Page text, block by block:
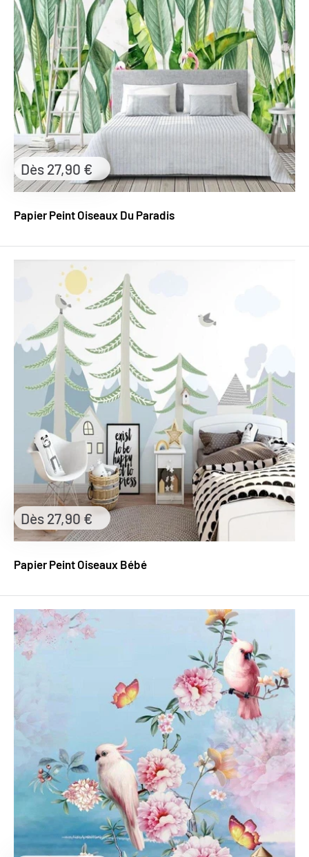
Papier Peint Oiseaux Du Paradis
Prix
réduit
Dès 27,90 €
Papier Peint Oiseaux Bébé
Prix
réduit
Dès 27,90 €